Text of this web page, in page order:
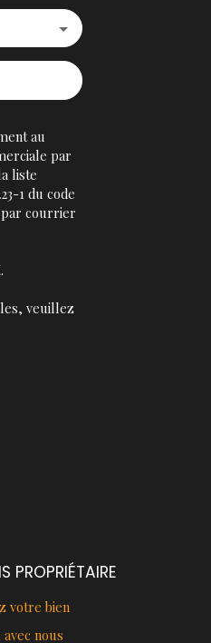
au
par
liste
1 du code
courrier
veuillez
PROPRIÉTAIRE
votre bien
nous